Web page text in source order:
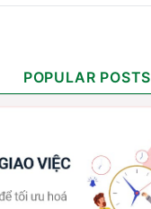
POPULAR POSTS